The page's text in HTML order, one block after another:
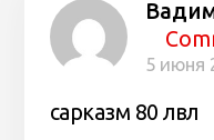
5 июня
сарказм 80 лвл